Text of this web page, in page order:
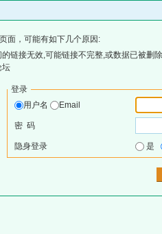
面，可能有如下几个原因:
链接无效,可能链接不完整,或数据已被删
坛
登录
用户名
Email
密 码
隐身登录 是